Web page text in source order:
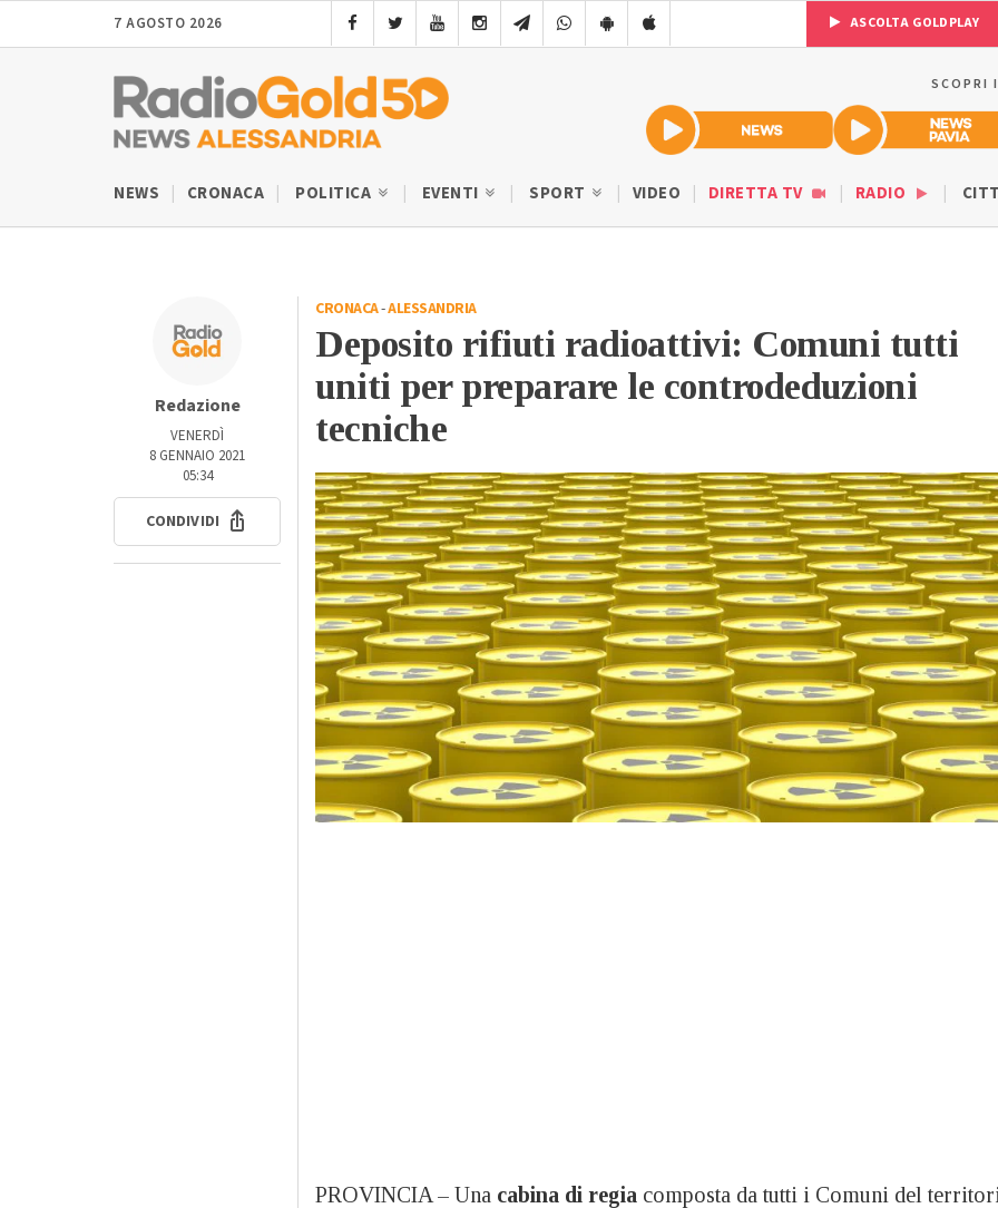
7 AGOSTO 2026 ASCOLTA GOLDPLAY
SCOPRI
NEWS CRONACA POLITICA EVENTI SPORT VIDEO DIRETTA TV RADIO
Redazione
VENERDÌ
8 GENNAIO 2021
05:34
CONDIVIDI
CRONACA-ALESSANDRIA
Deposito rifiuti radioattivi: Comuni tutti
uniti per preparare le controdeduzioni
tecniche
PROVINCIA – Una cabina di regia composta da tutti i Comuni del